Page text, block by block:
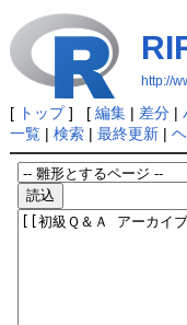
http://
[ トップ] [ 編集| 差分|
一覧| 検索| 最終更新|